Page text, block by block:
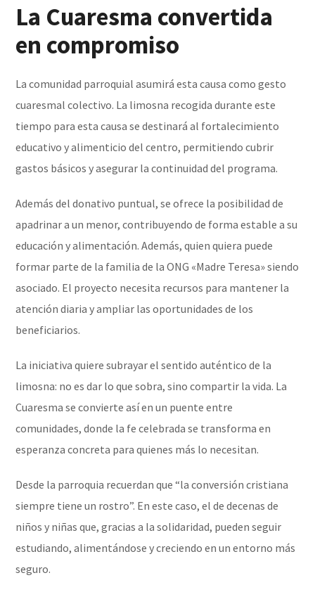
La Cuaresma convertida
en compromiso
La comunidad parroquial asumirá esta causa como gesto
cuaresmal colectivo. La limosna recogida durante este
tiempo para esta causa se destinará al fortalecimiento
educativo y alimenticio del centro, permitiendo cubrir
gastos básicos y asegurar la continuidad del programa.
Además del donativo puntual, se ofrece la posibilidad de
apadrinar a un menor, contribuyendo de forma estable a su
educación y alimentación. Además, quien quiera puede
formar parte de la familia de la ONG «Madre Teresa» siendo
asociado. El proyecto necesita recursos para mantener la
atención diaria y ampliar las oportunidades de los
beneficiarios.
La iniciativa quiere subrayar el sentido auténtico de la
limosna: no es dar lo que sobra, sino compartir la vida. La
Cuaresma se convierte así en un puente entre
comunidades, donde la fe celebrada se transforma en
esperanza concreta para quienes más lo necesitan.
Desde la parroquia recuerdan que “la conversión cristiana
siempre tiene un rostro”. En este caso, el de decenas de
niños y niñas que, gracias a la solidaridad, pueden seguir
estudiando, alimentándose y creciendo en un entorno más
seguro.